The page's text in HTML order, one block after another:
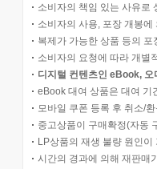
소비자의 책임 있는 사유로
소비자의 사용, 포장 개봉
복제가 가능한 상품 등의
소비자의 요청에 따라 개별
디지털 컨텐츠인 eBook,
eBook 대여 상품은 대여 기
모바일 쿠폰 등록 후 취소/
중고상품이 구매확정(자동
LP상품의 재생 불량 원인
시간의 경과에 의해 재판매